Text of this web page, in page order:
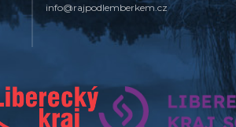
info@rajpodlemberkem.cz